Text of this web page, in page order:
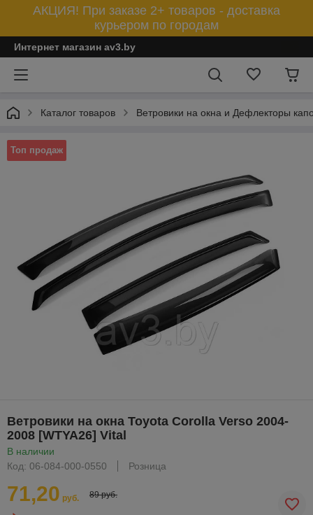
АКЦИЯ! При заказе 2+ товаров - доставка
курьером по городам
Интернет магазин av3.by
Каталог товаров Ветровики на окна и Дефлекторы
Топ продаж
Ветровики на окна Toyota Corolla Verso 2004-
2008 [WTYA26] Vital
В наличии
Код: 06-084-000-0550
Розница
71,20 руб. 89 руб.